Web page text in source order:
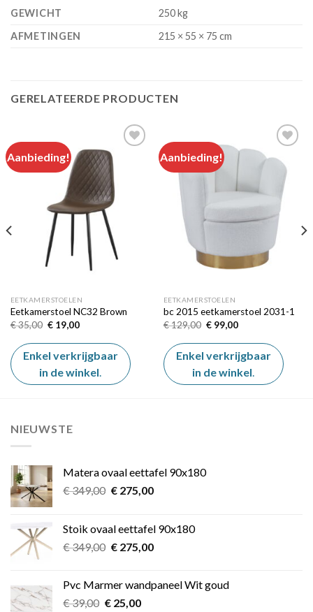
GEWICHT
250 kg
AFMETINGEN
215 × 55 × 75 cm
GERELATEERDE PRODUCTEN
Aanbieding!
wishlist
EETKAMERSTOELEN
Eetkamerstoel NC32 Brown
€35,00 Oorspronkelijke
was:
€ 35,00.
€19,00Huidige
is:
€ 19,00.
Enkel verkrijgbaar
in de winkel
Aanbieding!
Add to
wishlist
EETKAMERSTOELEN
bc 2015 eetkamerstoel 2031-1
€129,00 Oorspronkelijke
was:
€ 129,00.
€99,00Huidige
is:
€ 99,00.
Enkel verkrijgbaar
in de winkel
NIEUWSTE
Matera ovaal eettafel 90x180
€349,00 Oorspronkelijke
€ 349,00.
€275,00Huidige
€ 275,00.
Stoik ovaal eettafel 90x180
€349,00 Oorspronkelijke
€ 349,00.
€275,00Huidige
€ 275,00.
Pvc Marmer wandpaneel Wit goud
€39,00 Oorspronkelijke
€25,00Huidige